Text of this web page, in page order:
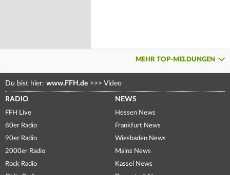
MEHR TOP-MELDUNGEN
Du bist hier: www.FFH.de >>> Video
RADIO
FFH Live
80er Radio
90er Radio
2000er Radio
Rock Radio
NEWS
Hessen News
Frankfurt News
Wiesbaden News
Mainz News
Kassel News